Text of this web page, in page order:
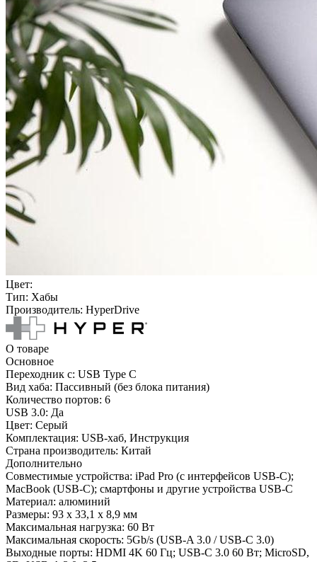
Цвет:
Тип: Хабы
Производитель: HyperDrive
О товаре
Основное
Переходник с: USB Type C
Вид хаба: Пассивный (без блока питания)
Количество портов: 6
USB 3.0: Да
Цвет: Серый
Комплектация: USB-хаб, Инструкция
Страна производитель: Китай
Дополнительно
Совместимые устройства: iPad Pro (с интерфейсов USB-C);
MacBook (USB-C); смартфоны и другие устройства USB-C
Материал: алюминий
Размеры: 93 x 33,1 x 8,9 мм
Максимальная нагрузка: 60 Вт
Максимальная скорость: 5Gb/s (USB-A 3.0 / USB-C 3.0)
Выходные порты: HDMI 4K 60 Гц; USB-C 3.0 60 Вт; MicroSD,